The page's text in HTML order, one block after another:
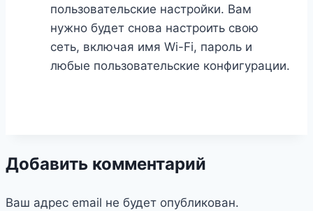
пользовательские настройки. Вам
нужно будет снова настроить свою
сеть, включая имя Wi-Fi, пароль и
любые пользовательские конфигурации.
Добавить комментарий
Ваш адрес email не будет опубликован.